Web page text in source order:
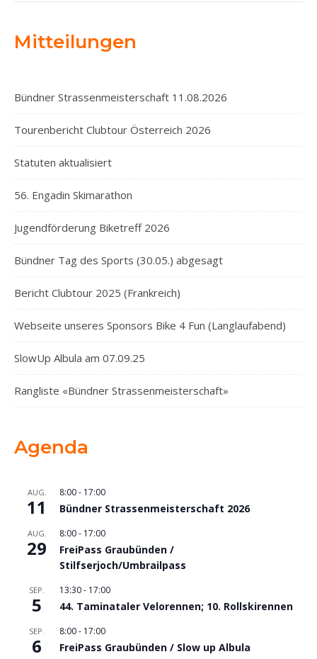
Mitteilungen
Bündner Strassenmeisterschaft 11.08.2026
Tourenbericht Clubtour Österreich 2026
Statuten aktualisiert
56. Engadin Skimarathon
Jugendförderung Biketreff 2026
Bündner Tag des Sports (30.05.) abgesagt
Bericht Clubtour 2025 (Frankreich)
Webseite unseres Sponsors Bike 4 Fun (Langlaufabend)
SlowUp Albula am 07.09.25
Rangliste «Bündner Strassenmeisterschaft»
Agenda
AUG.
11
8:00- 17:00
Bündner Strassenmeisterschaft 2026
AUG.
29
8:00- 17:00
FreiPass Graubünden /
Stilfserjoch/Umbrailpass
SEP.
5
13:30- 17:00
44. Taminataler Velorennen; 10. Rollskirennen
SEP.
6
8:00- 17:00
FreiPass Graubünden / Slow up Albula